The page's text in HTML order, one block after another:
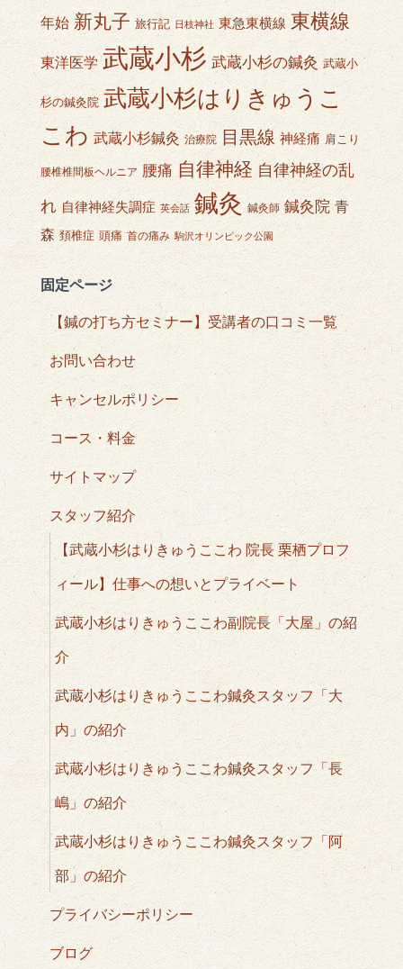
年始 新丸子 旅行記 日枝神社 東急東横線 東横線
東洋医学 武蔵小杉 武蔵小杉の鍼灸 武蔵小
杉の鍼灸院 武蔵小杉はりきゅうこ
こわ 武蔵小杉鍼灸 治療院 目黒線 神経痛 肩こり
腰椎椎間板ヘルニア 腰痛 自律神経 自律神経の乱
れ 自律神経失調症 英会話 鍼灸 鍼灸師 鍼灸院 青
森 頚椎症 頭痛 首の痛み 駒沢オリンピック公園
固定ページ
【鍼の打ち方セミナー】受講者の口コミ一覧
お問い合わせ
キャンセルポリシー
コース・料金
サイトマップ
スタッフ紹介
【武蔵小杉はりきゅうここわ 院長 栗栖プロフ
ィール】仕事への想いとプライベート
武蔵小杉はりきゅうここわ副院長「大屋」の紹
介
武蔵小杉はりきゅうここわ鍼灸スタッフ「大
内」の紹介
武蔵小杉はりきゅうここわ鍼灸スタッフ「長
嶋」の紹介
武蔵小杉はりきゅうここわ鍼灸スタッフ「阿
部」の紹介
プライバシーポリシー
ブログ